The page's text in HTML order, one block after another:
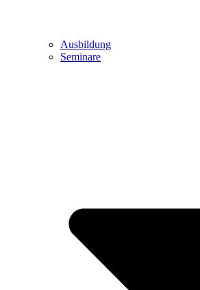
Ausbildung
Seminare